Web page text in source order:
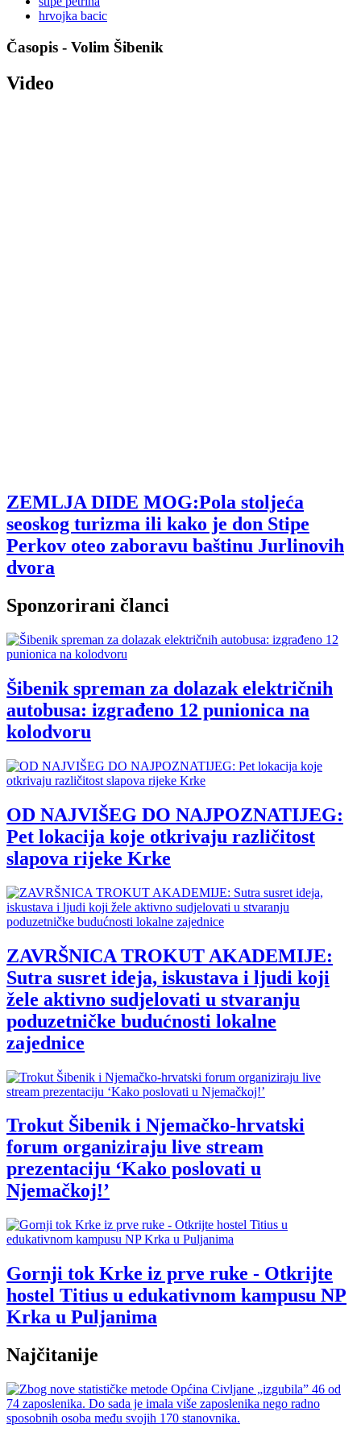
hrvojka bacic
Časopis - Volim Šibenik
Video
ZEMLJA DIDE MOG:Pola stoljeća
seoskog turizma ili kako je don Stipe
Perkov oteo zaboravu baštinu Jurlinovih
dvora
Sponzorirani članci
Šibenik spreman za dolazak električnih
autobusa: izgrađeno 12 punionica na
kolodvoru
OD NAJVIŠEG DO NAJPOZNATIJEG:
Pet lokacija koje otkrivaju različitost
slapova rijeke Krke
ZAVRŠNICA TROKUT AKADEMIJE:
Sutra susret ideja, iskustava i ljudi koji
žele aktivno sudjelovati u stvaranju
poduzetničke budućnosti lokalne
zajednice
Trokut Šibenik i Njemačko-hrvatski
forum organiziraju live stream
prezentaciju ‘Kako poslovati u
Njemačkoj!’
Gornji tok Krke iz prve ruke - Otkrijte
hostel Titius u edukativnom kampusu NP
Krka u Puljanima
Najčitanije